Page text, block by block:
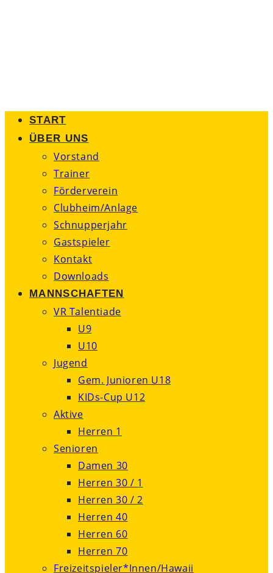
START
ÜBER UNS
Vorstand
Trainer
Förderverein
Clubheim/Anlage
Schnupperjahr
Gastspieler
Kontakt
Downloads
MANNSCHAFTEN
VR Talentiade
U9
U10
Jugend
Gem. Junioren U18
KIDs-Cup U12
Aktive
Herren 1
Senioren
Damen 30
Herren 30 / 1
Herren 30 / 2
Herren 40
Herren 60
Herren 70
Freizeitspieler*Innen/Hawaii